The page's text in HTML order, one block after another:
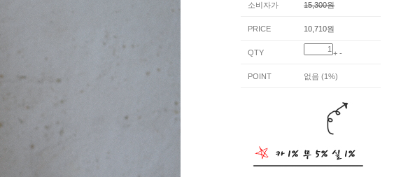
소비자가 15,300원
PRICE 10,710원
QTY + -
POINT 없음 (1%)